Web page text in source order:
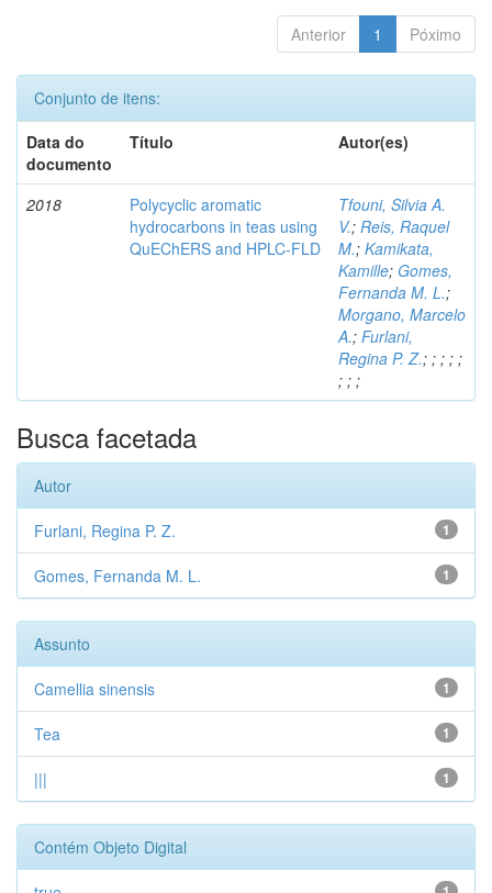
Anterior 1 Póximo
Conjunto de itens:
Data do
documento
Título Autor(es)
2018
Polycyclic aromatic
hydrocarbons in teas using
QuEChERS and HPLC-FLD
Tfouni, Silvia A.
V.; Reis, Raquel
M.; Kamikata,
Kamille; Gomes,
Fernanda M. L.;
Morgano, Marcelo
A.; Furlani,
Regina P. Z.; ; ; ; ;
; ; ;
Busca facetada
Autor
1
Furlani, Regina P. Z.
1
Gomes, Fernanda M. L.
Assunto
1
Camellia sinensis
1
Tea
1
|||
Contém Objeto Digital